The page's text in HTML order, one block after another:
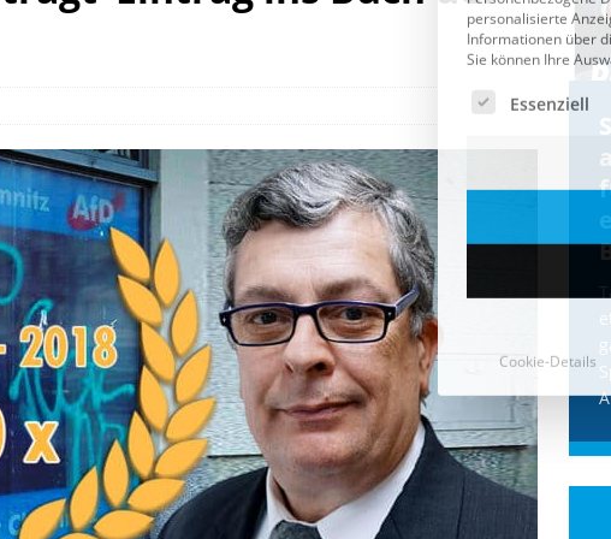
der Wahl wieder Afghanen
einfliegen: Zeit für ein
Asylmoratorium!
Die Bundesregierung und die CDU
halten die Wähler für dumm! Weil die
Stimmung wegen der von Afghanen
verübten Anschläge kippte, wurden die
Flüge vor der[...]
Cookie-Details